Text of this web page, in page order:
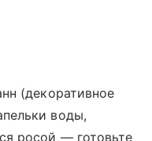
(декоративное
воды,
росой — готовьте